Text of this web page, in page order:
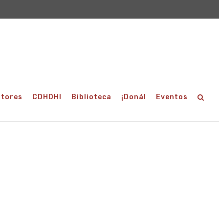
CDHDHI Biblioteca ¡Doná! Eventos